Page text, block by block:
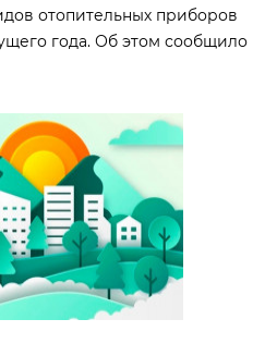
отопительных приборов
года. Об этом сообщило